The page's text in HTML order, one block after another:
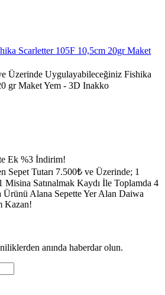
Scarletter 105F 10,5cm 20gr Maket
Üzerinde Uygulayabileceğiniz Fishika
gr Maket Yem - 3D Inakko
Ek %3 İndirim!
Sepet Tutarı 7.500₺ ve Üzerinde; 1
Misina Satınalmak Kaydı İle Toplamda 4
Alana Sepette Yer Alan Daiwa
Kazan!
anında haberdar olun.